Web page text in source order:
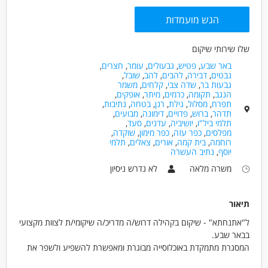
מאפייני משרה
לא נדרש ניסיון
עבודה מיידית
בני 40 פלוס
הגש מועמדות
שלו שירותי שיקום
באר שבע,פטיש, גבעולים, עומר, חצרים,
נבטים,דבירה,להבים,להב,שובל,
גבעות בר,שדה צבי,קלחים,משמר
הנגב, תקומה,כרמים,מיתר,אופקים,
תפרח,מסלול, גילת, רנן,בטחה, נתיבות,
תדהר,ברוש,פדויים,דימונה,מבועים,
תלמי ביל"ו,יושיביה, עדנים,סעד,
מפלסים,כפר עזה,כפר מימון,שוקדה,
רוחמה,בית קמה,אורים, צאלים, תלמי
יוסף, נתיב העשרה
משרה מלאה
לא נדרש ניסיון
תיאור
ל"אתנחתא" - שיקום בקהילה דרוש/ה מדריכ/ה שיקומי/ת לצוות מקצועי
בבאר שבע.
המסגרת מתמקדת באוכלוסייה מבוגרת ומאפשרת להשפיע ולשפר את